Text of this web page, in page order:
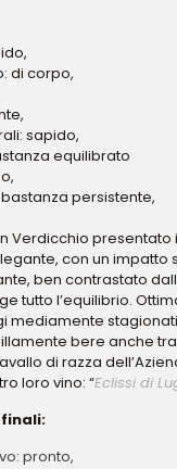
di corpo,
sapido,
equilibrato
persistente,
Verdicchio presentato
con un impatto
ben contrastato
tutto l’equilibrio.
mediamente
bere anche
di razza
loro vino: “Eclissi di
pronto,